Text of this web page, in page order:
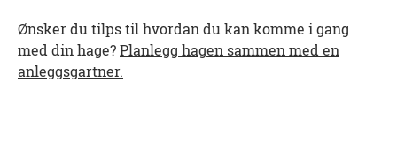
Ønsker du tilps til hvordan du kan komme i gang
med din hage?Planlegg hagen sammen med en
anleggsgartner.